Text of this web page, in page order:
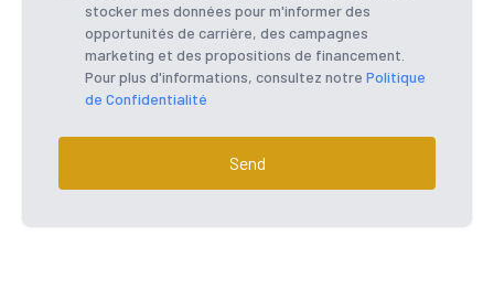
stocker mes données pour m'informer des
opportunités de carrière, des campagnes
marketing et des propositions de financement.
Pour plus d'informations, consultez notre Politique
de Confidentialité
Send